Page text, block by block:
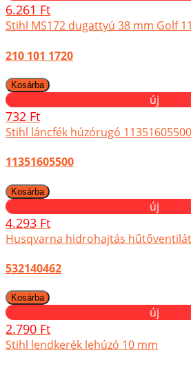
6.261 Ft
Stihl MS172 dugattyú 38 mm Golf
210 101 1720
új
732 Ft
Stihl láncfék húzórugó 11351605500
11351605500
új
4.293 Ft
Husqvarna hidrohajtás
532140462
új
2.790 Ft
Stihl lendkerék lehúzó 10 mm